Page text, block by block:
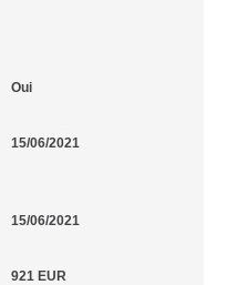
Oui
15/06/2021
15/06/2021
921 EUR